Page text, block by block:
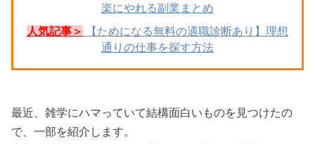
楽にやれる副業まとめ
人気記事＞
【ためになる無料の適職診断あり】理想
通りの仕事を探す方法
最近、雑学にハマっていて結構面白いものを見つけたの
で、一部を紹介します。